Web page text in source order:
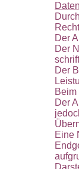
Der
Der
Der
Der
Eine